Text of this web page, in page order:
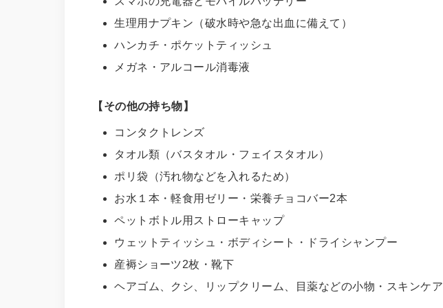
生理用ナプキン（破水時や急な出血に備えて）
ハンカチ・ポケットティッシュ
メガネ・アルコール消毒液
【その他の持ち物】
コンタクトレンズ
タオル類（バスタオル・フェイスタオル）
ポリ袋（汚れ物などを入れるため）
お水１本・軽食用ゼリー・栄養チョコバー2本
ペットボトル用ストローキャップ
ウェットティッシュ・ボディシート・ドライシャンプー
産褥ショーツ2枚・靴下
ヘアゴム、クシ、リップクリーム、目薬などの小物・スキンケア